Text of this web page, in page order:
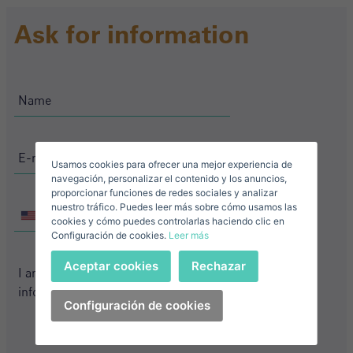
Ask for information
United
States
+1
I accept theprivacy terms and conditions
Sign in
Forgot your password?
I have forgotten my password
Name*
Surnames*
E-mail*
Telephone*
United
States
+1
+1
Sell ​​your property
United
States
+1
+1
Usamos cookies para ofrecer una mejor experiencia de
navegación, personalizar el contenido y los anuncios,
proporcionar funciones de redes sociales y analizar
nuestro tráfico. Puedes leer más sobre cómo usamos las
cookies y cómo puedes controlarlas haciendo clic en
Configuración de cookies. Leer más
Configuración de cookies
Aceptar cookies Rechazar